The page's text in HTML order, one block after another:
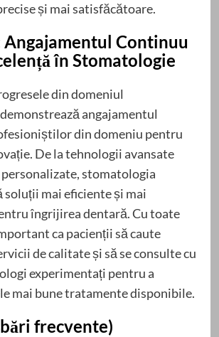
și mai satisfăcătoare.
Angajamentul Continuu
în Stomatologie
din domeniul
angajamentul
din domeniu pentru
De la tehnologii avansate
stomatologia
soluții mai eficiente și mai
îngrijirea dentară. Cu toate
ca pacienții să caute
de calitate și să se consulte cu
experimentați pentru a
mai bune tratamente disponibile.
frecvente)